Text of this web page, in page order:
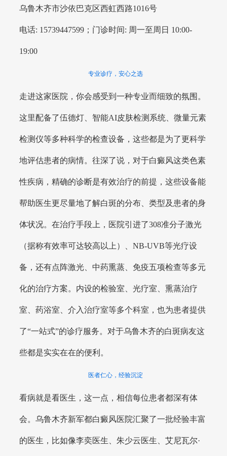
乌鲁木齐市沙依巴克区西虹西路1016号
电话: 15739447599；门诊时间: 周一至周日 10:00-
19:00
专业诊疗，安心之选
走进这家医院，你会感受到一种专业而细致的氛围。
这里配备了伍德灯、智能AI皮肤检测系统、微量元素
检测仪等多种科学的检查设备，这些都是为了更科学
地评估患者的病情。往深了说，对于白癜风这类色素
性疾病，精确的诊断是有效治疗的前提，这些设备能
帮助医生更尽量地了解白斑的分布、类型及患者的身
体状况。在治疗手段上，医院引进了308准分子激光
（据称有效率可达较高以上）、NB-UVB等光疗设
备，还有点阵激光、中药熏蒸、免疫五项检查等多元
化的治疗方案。内设的检验室、光疗室、熏蒸治疗
室、药浴室、介入治疗室等多个科室，也为患者提供
了“一站式”的诊疗服务。对于乌鲁木齐的白斑病友这
些都是实实在在的便利。
医者仁心，经验沉淀
看病就是看医生，这一点，相信每位患者都深有体
会。乌鲁木齐新军都白癜风医院汇聚了一批经验丰富
的医生，比如像李奕医生、朱少云医生、艾尼瓦尔·